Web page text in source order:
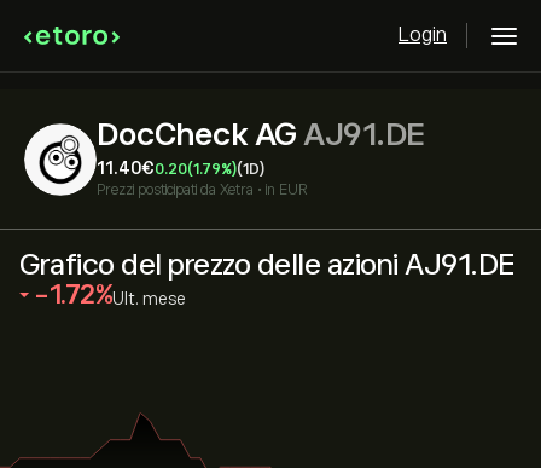
Login
DocCheck AG AJ91.DE
11.40‎€‎0.20(1.79%)(1D)
Prezzi posticipati da Xetra • in EUR
Grafico del prezzo delle azioni AJ91.DE
‎-1.72‎ Ult. mese